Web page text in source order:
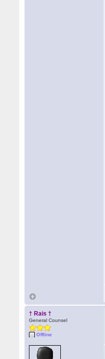
† Rais †
General Counsel
Offline